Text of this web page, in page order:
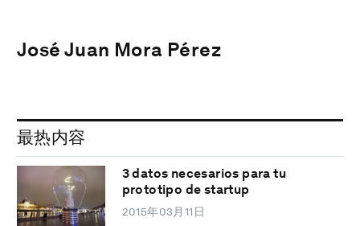
José Juan Mora Pérez
最热内容
3 datos necesarios para tu
prototipo de startup
2015年03月11日